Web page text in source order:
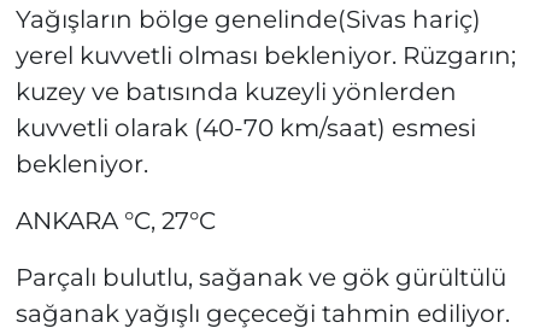
Yağışların bölge genelinde(Sivas hariç)
yerel kuvvetli olması bekleniyor. Rüzgarın;
kuzey ve batısında kuzeyli yönlerden
kuvvetli olarak (40-70 km/saat) esmesi
bekleniyor.
ANKARA °C, 27°C
Parçalı bulutlu, sağanak ve gök gürültülü
sağanak yağışlı geçeceği tahmin ediliyor.